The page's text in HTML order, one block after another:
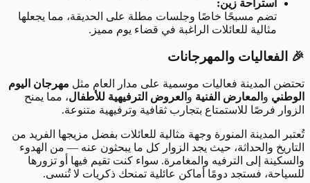
استراحة زين:
تضم مسبحًا خاصًا وجلسات مطلة على الحديقة، مما يجعلها
مثالية للعائلات الراغبة في قضاء يوم مميز.
🎉 الفعاليات والمهرجانات
تحتضن المدينة فعاليات موسمية على مدار العام مثل مهرجان اليوم
الوطني و المعارض الفنية و العروض الترفيهية للأطفال، مما يمنح
الزوار فرصًا للاستمتاع بتجارب ثقافية وترفيهية متنوعة.
تُعتبر المدينة المنورة وجهة مثالية للعائلات بفضل مزيجها الفريد من
التاريخ والحداثة، حيث يجد الزوار كل ما يبحثون عنه — من الهدوء
والسكينة إلى الترفيه والمغامرة. سواء كنت تقيم فيها أو تزورها
للسياحة، فستجد دومًا أماكن عائلية تمنحك ذكريات لا تُنسى.